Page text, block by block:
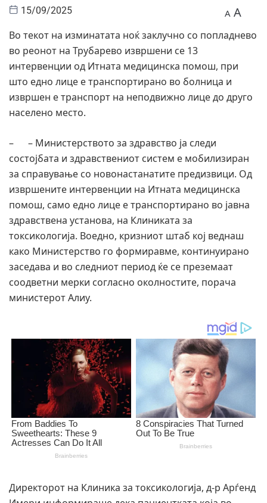
15/09/2025 A A
Во текот на изминатата ноќ заклучно со попладнево
во реонот на Трубарево извршени се 13
интервенции од Итната медицинска помош, при
што едно лице е транспортирано во болница и
извршен е транспорт на неподвижно лице до друго
населено место.
– – Министерството за здравство ја следи
состојбата и здравствениот систем е мобилизиран
за справување со новонастанатите предизвици. Од
извршените интервенции на Итната медицинска
помош, само едно лице е транспортирано во јавна
здравствена установа, на Клиниката за
токсикологија. Воедно, кризниот штаб кој веднаш
како Министерство го формиравме, континуирано
заседава и во следниот период ќе се преземаат
соодветни мерки согласно околностите, порача
министерот Алиу.
Директорот на Клиника за токсикологија, д-р Арѓенд